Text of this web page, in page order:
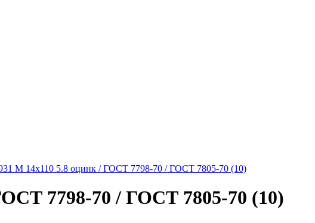
M 14x110 5.8 оцинк / ГОСТ 7798-70 / ГОСТ 7805-70 (10)
7798-70 / ГОСТ 7805-70 (10)